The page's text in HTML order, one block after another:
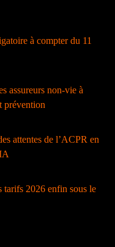
à compter du 11
assureurs non-vie à
prévention
attentes de l’ACPR en
tarifs 2026 enfin sous le